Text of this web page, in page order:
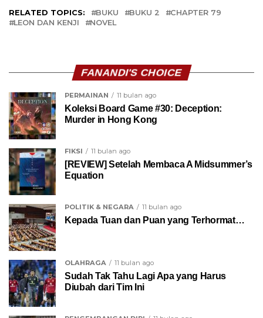
RELATED TOPICS: BUKU BUKU 2
CHAPTER 79
LEON DAN KENJI
NOVEL
FANANDI'S CHOICE
PERMAINAN 11 bulan ago
Koleksi Board Game #30: Deception:
Murder in Hong Kong
FIKSI 11 bulan ago
[REVIEW] Setelah Membaca A Midsummer’s
Equation
POLITIK & NEGARA 11 bulan ago
Kepada Tuan dan Puan yang Terhormat…
OLAHRAGA 11 bulan ago
Sudah Tak Tahu Lagi Apa yang Harus
Diubah dari Tim Ini